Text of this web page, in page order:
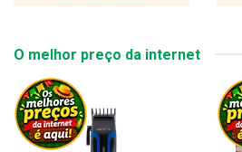
O melhor preço da internet